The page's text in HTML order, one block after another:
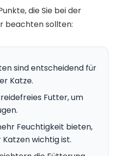
die Sie bei der
beachten sollten:
sind entscheidend für
Katze.
Futter, um
Feuchtigkeit bieten,
wichtig ist.